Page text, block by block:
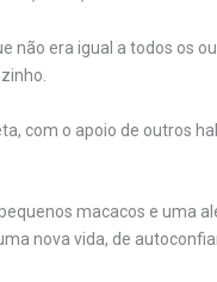
não era igual a todos os
com o apoio de outros
macacos e uma
nova vida, de